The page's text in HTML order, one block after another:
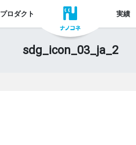
プロダクト 実績
sdg_icon_03_ja_2